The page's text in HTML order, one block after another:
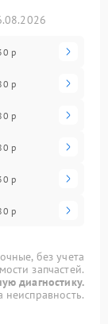
р
р
р
р
р
р
без учета
запчастей.
диагностику.